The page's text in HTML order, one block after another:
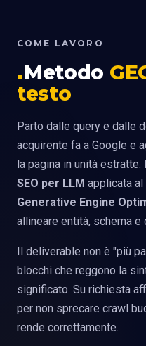
COME LAVORO
Metodo
testo
Parto dalle query e dalle
acquirente fa a Google e
la pagina in unità estratte:
SEO per LLM applicata
Generative Engine
allineare entità, schema e
Il deliverable non è "più
blocchi che reggono la
significato. Su richiesta
per non sprecare crawl
rende correttamente.